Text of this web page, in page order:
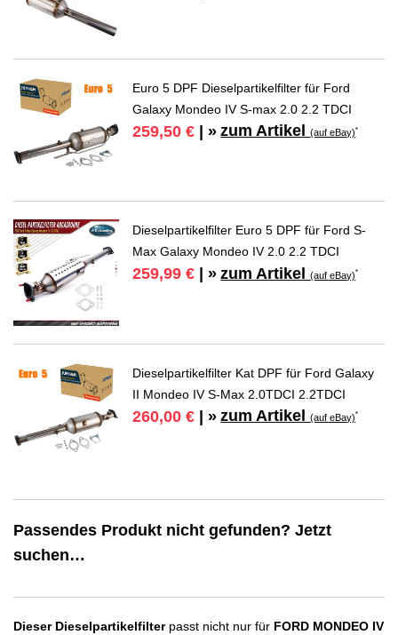
Euro 5 DPF Dieselpartikelfilter für Ford
Galaxy Mondeo IV S-max 2.0 2.2 TDCI
259,50 € | » zum Artikel(auf eBay)*
Dieselpartikelfilter Euro 5 DPF für Ford S-
Max Galaxy Mondeo IV 2.0 2.2 TDCI
259,99 € | » zum Artikel(auf eBay)*
Dieselpartikelfilter Kat DPF für Ford Galaxy
II Mondeo IV S-Max 2.0TDCI 2.2TDCI
260,00 € | » zum Artikel(auf eBay)*
Passendes Produkt nicht gefunden? Jetzt
suchen…
Dieser Dieselpartikelfilterpasst nicht nur für FORD MONDEO IV